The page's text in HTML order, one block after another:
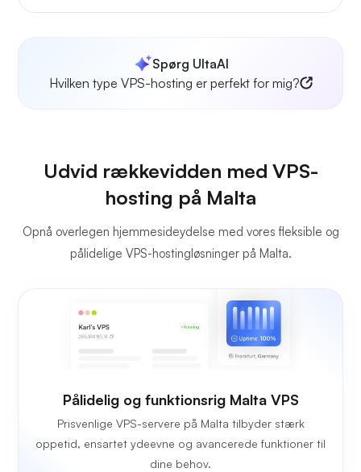
Spørg UltaAI
Hvilken type VPS-hosting er perfekt for mig?
Udvid rækkevidden med VPS-
hosting på Malta
Opnå overlegen hjemmesideydelse med vores fleksible og
pålidelige VPS-hostingløsninger på Malta.
Pålidelig og funktionsrig Malta VPS
Prisvenlige VPS-servere på Malta tilbyder stærk
oppetid, ensartet ydeevne og avancerede funktioner til
dine behov.